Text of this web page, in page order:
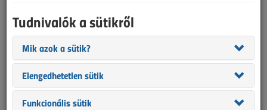
Hírek, újdonságok
2024/7-8. lapszám
Tudnivalók a sütikről
Mik azok a sütik?
Elengedhetetlen sütik
Funkcionális sütik